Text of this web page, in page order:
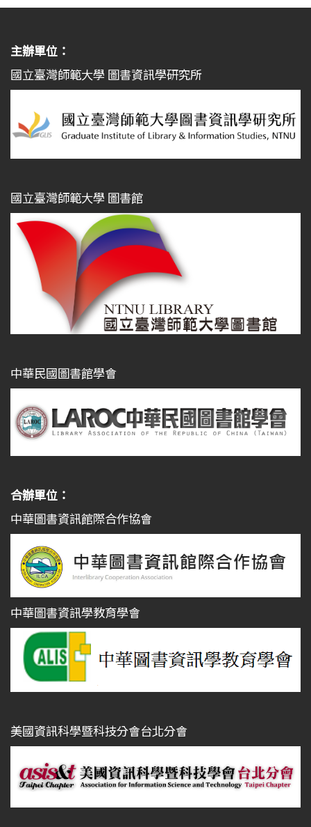
主辦單位：
國立臺灣師範大學 圖書資訊學研究所
國立臺灣師範大學 圖書館
中華民國圖書館學會
合辦單位：
中華圖書資訊館際合作協會
中華圖書資訊學教育學會
美國資訊科學暨科技分會台北分會